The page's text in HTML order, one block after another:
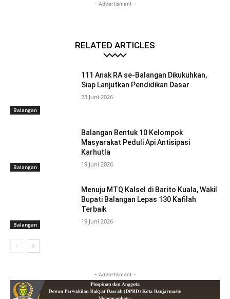
- Advertisment -
RELATED ARTICLES
Balangan
111 Anak RA se-Balangan Dikukuhkan,
Siap Lanjutkan Pendidikan Dasar
23 Juni 2026
Balangan
Balangan Bentuk 10 Kelompok
Masyarakat Peduli Api Antisipasi
Karhutla
19 Juni 2026
Balangan
Menuju MTQ Kalsel di Barito Kuala, Wakil
Bupati Balangan Lepas 130 Kafilah
Terbaik
19 Juni 2026
- Advertisment -